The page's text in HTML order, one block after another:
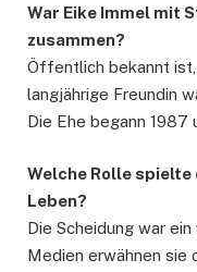
War Eike Immel mit
zusammen?
Öffentlich bekannt
langjährige Freundin
Die Ehe begann 1987
Welche Rolle spielte
Leben?
Die Scheidung war
Medien erwähnen sie